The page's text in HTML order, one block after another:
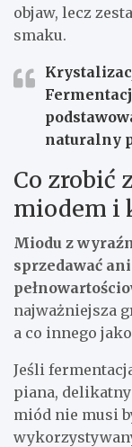
objaw, lecz
smaku.
naturalny
Co zrobić
miodem i
Miodu z
sprzedawać
najważniejsza
a co innego
Jeśli
piana,
miód nie musi